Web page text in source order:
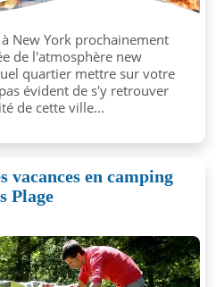
New York prochainement
de l'atmosphère new
quartier mettre sur votre
évident de s'y retrouver
de cette ville...
vacances en camping
Plage